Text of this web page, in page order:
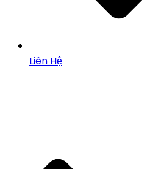
Liên Hệ